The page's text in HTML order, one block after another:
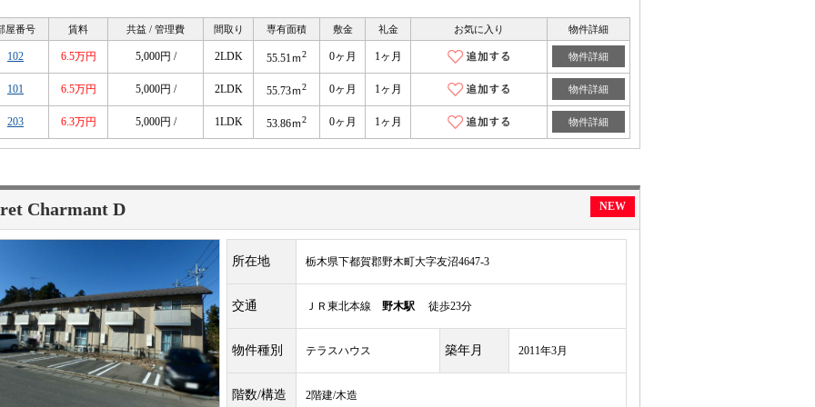
屋番号 賃料 共益 / 管理費 間取り 専有面積 敷金 礼金 お気に入り 物件詳細
102 6.5万円 5,000円 / 2LDK 55.51ｍ2 0ヶ月 1ヶ月 物件詳細
101 6.5万円 5,000円 / 2LDK 55.73ｍ2 0ヶ月 1ヶ月 物件詳細
203 6.3万円 5,000円 / 1LDK 53.86ｍ2 0ヶ月 1ヶ月 物件詳細
Charmant D NEW
所在地 栃木県下都賀郡野木町大字友沼4647-3
交通 ＪＲ東北本線 野木駅 徒歩23分
物件種別 テラスハウス 築年月 2011年3月
階数/構造 2階建/木造